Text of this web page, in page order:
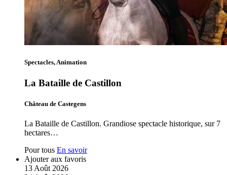
Spectacles, Animation
La Bataille de Castillon
Château de Castegens
La Bataille de Castillon. Grandiose spectacle historique, sur 7
hectares…
Pour tous En savoir
Ajouter aux favoris
13Août 2026